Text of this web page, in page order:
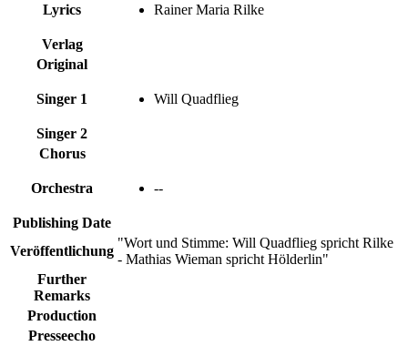
Lyrics Rainer Maria Rilke
Verlag
Original
Singer 1 Will Quadflieg
Singer 2
Chorus
Orchestra --
Publishing Date
Veröffentlichung
"Wort und Stimme: Will Quadflieg spricht Rilke
- Mathias Wieman spricht Hölderlin"
Further
Remarks
Production
Presseecho